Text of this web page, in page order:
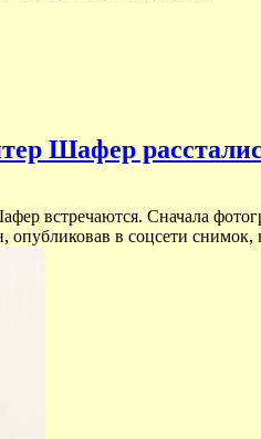
Шафер
встречаются. Сначала
опубликовав в соцсети